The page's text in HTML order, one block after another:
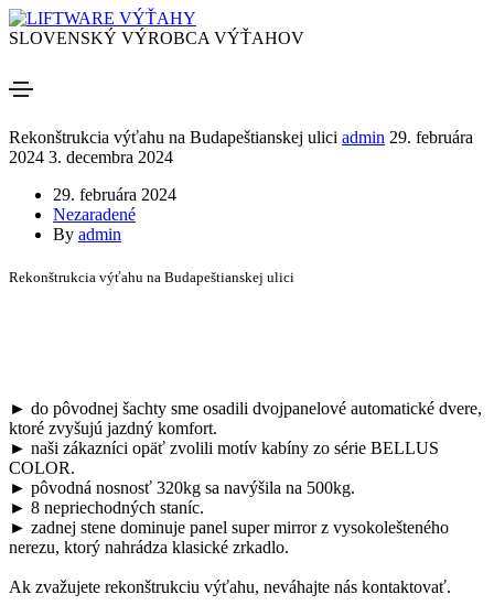
SLOVENSKÝ VÝROBCA VÝŤAHOV
Rekonštrukcia výťahu na Budapeštianskej ulici admin 29. februára
2024 3. decembra 2024
29. februára 2024
Nezaradené
By admin
Rekonštrukcia výťahu na Budapeštianskej ulici
► do pôvodnej šachty sme osadili dvojpanelové automatické dvere,
ktoré zvyšujú jazdný komfort.
► naši zákazníci opäť zvolili motív kabíny zo série BELLUS
COLOR.
► pôvodná nosnosť 320kg sa navýšila na 500kg.
► 8 nepriechodných staníc.
► zadnej stene dominuje panel super mirror z vysokolešteného
nerezu, ktorý nahrádza klasické zrkadlo.
Ak zvažujete rekonštrukciu výťahu, neváhajte nás kontaktovať.